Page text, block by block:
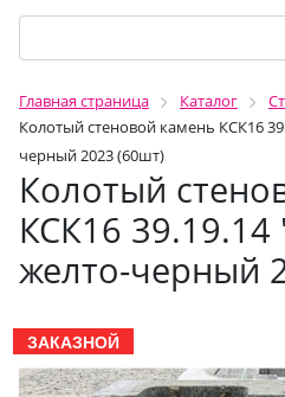
Главная страница Каталог
Колотый стеновой камень КСК16
черный 2023 (60шт)
Колотый
КСК16 39.19.14
желто-черный
ЗАКАЗНОЙ